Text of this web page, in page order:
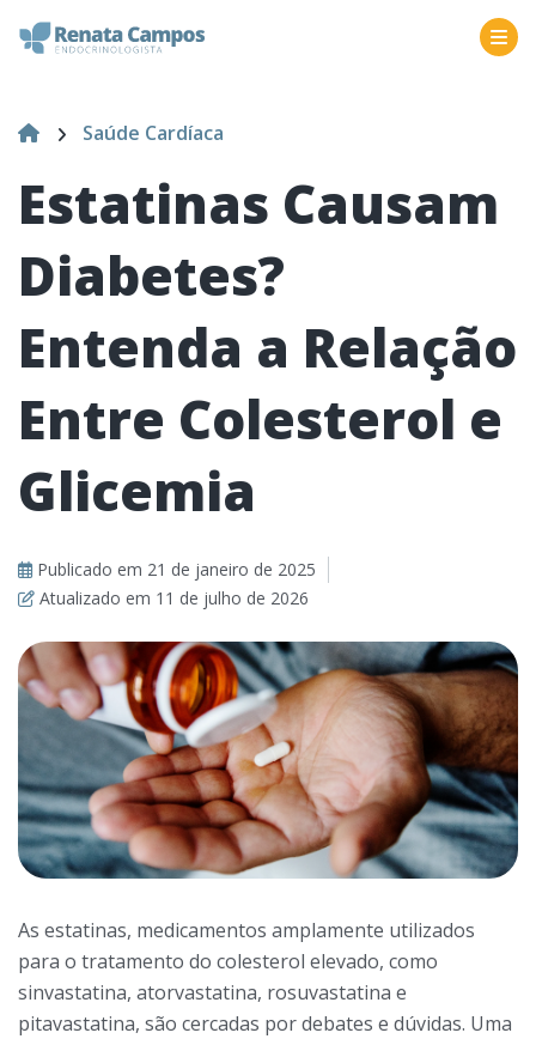
Saúde Cardíaca
Estatinas Causam
Diabetes?
Entenda a Relação
Entre Colesterol e
Glicemia
Publicado em 21 de janeiro de 2025
Atualizado em 11 de julho de 2026
As estatinas, medicamentos amplamente utilizados
para o tratamento do colesterol elevado, como
sinvastatina, atorvastatina, rosuvastatina e
pitavastatina, são cercadas por debates e dúvidas. Uma